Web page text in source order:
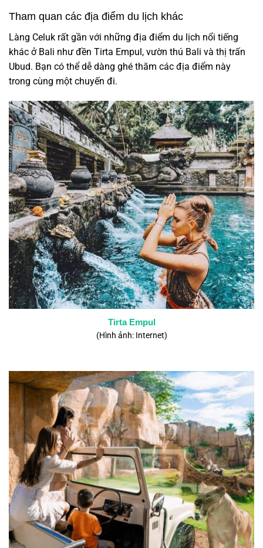
Tham quan các địa điểm du lịch khác
Làng Celuk rất gần với những địa điểm du lịch nổi tiếng
khác ở Bali như đền Tirta Empul, vườn thú Bali và thị trấn
Ubud. Bạn có thể dễ dàng ghé thăm các địa điểm này
trong cùng một chuyến đi.
Tirta Empul
(Hình ảnh: Internet)